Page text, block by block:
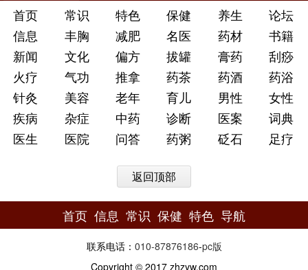
首页 常识 特色 保健 养生
论坛
信息
丰胸 减肥 名医 药材
书籍
新闻
文化 偏方 拔罐 膏药
刮痧
火疗
气功 推拿 药茶 药酒
药浴
针灸
美容 老年 育儿 男性
女性
疾病
杂症 中药 诊断 医案
词典
医生
医院 问答 药粥 砭石 足疗
返回顶部
首页 信息 常识 保健 特色 导航
联系电话： 010-87876186-pc版
Copyright © 2017 zhzyw.com